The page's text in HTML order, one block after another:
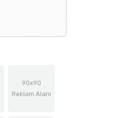
90x90
Reklam Alanı